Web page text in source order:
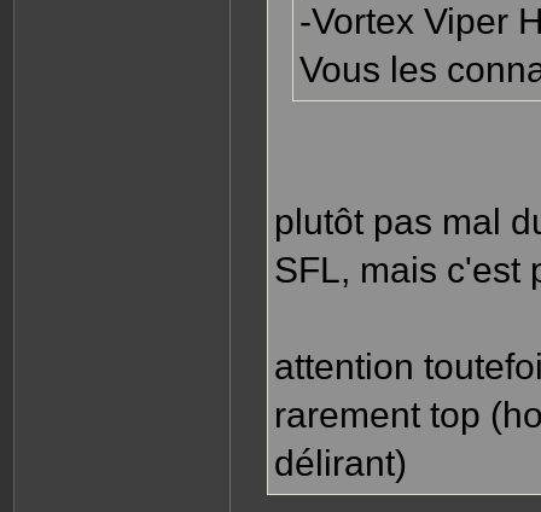
-Vortex Viper
Vous les
plutôt pas mal
SFL, mais c'est
attention
rarement top
délirant)